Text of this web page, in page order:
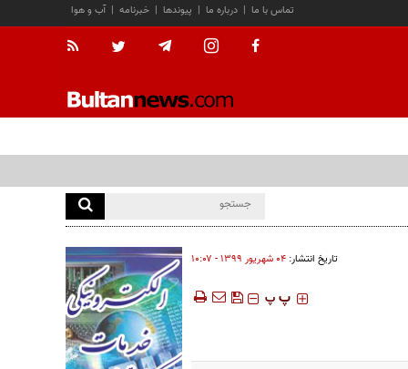
آب و هوا | خبرنامه | پیوندها | درباره ما | تماس با ما
تاریخ انتشار: ۰۴ شهريور ۱۳۹۹ - ۱۰:۰۷
‍‍‍ پ پ